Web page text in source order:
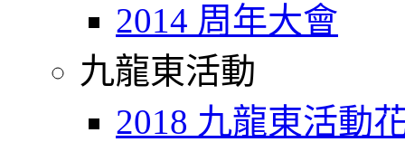
2014 周年大會
九龍東活動
2018 九龍東活動